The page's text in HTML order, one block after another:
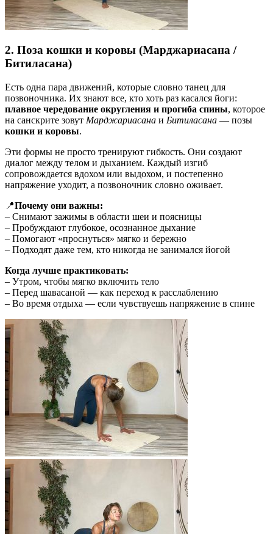
2. Поза кошки и коровы (Марджариасана /
Битиласана)
Есть одна пара движений, которые словно танец для
позвоночника. Их знают все, кто хоть раз касался йоги:
плавное чередование округления и прогиба спины, которое
на санскрите зовут Марджариасана и Битиласана — позы
кошки и коровы.
Эти формы не просто тренируют гибкость. Они создают
диалог между телом и дыханием. Каждый изгиб
сопровождается вдохом или выдохом, и постепенно
напряжение уходит, а позвоночник словно оживает.
📍Почему они важны:
– Снимают зажимы в области шеи и поясницы
– Пробуждают глубокое, осознанное дыхание
– Помогают «проснуться» мягко и бережно
– Подходят даже тем, кто никогда не занимался йогой
Когда лучше практиковать:
– Утром, чтобы мягко включить тело
– Перед шавасаной — как переход к расслаблению
– Во время отдыха — если чувствуешь напряжение в спине